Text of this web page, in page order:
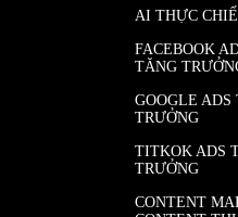
AI THỰC
FACEBOOK
TĂNG
GOOGLE
TRƯỞNG
TITKOK ADS
TRƯỞNG
CONTENT